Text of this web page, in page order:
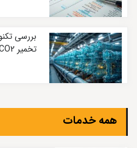
همه خدمات